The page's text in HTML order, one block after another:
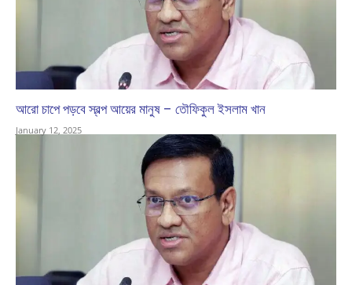
আরো চাপে পড়বে স্বল্প আয়ের মানুষ – তৌফিকুল ইসলাম খান
January 12, 2025